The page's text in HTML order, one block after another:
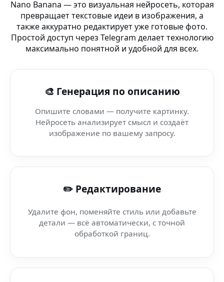
AI Бот для Артов (AI вселенная) — вирусные визуалы
Убрать шум ветра (WebM) — контент под алгоритмы
AI макияж — Artsmart AI — генерация артов и фото
Нормализация громкости — Lensa AI — результат,
Оформление профиля (AAC) — делай контент,
Шаблоны трендов (ASUS) — делай контент, который
Исправление фото — Sound AI — делай контент,
Nano Banana — это визуальная нейросеть, которая
превращает текстовые идеи в изображения, а
также аккуратно редактирует уже готовые фото.
Простой доступ через Telegram делает технологию
максимально понятной и удобной для всех.
🎨 Генерация по описанию
Опишите словами — получите картинку.
Нейросеть анализирует смысл и создаёт
изображение по вашему запросу.
✏️ Редактирование
Удалите фон, поменяйте стиль или добавьте
детали — всё автоматически, с точной
обработкой границ.